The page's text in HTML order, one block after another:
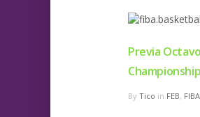
Previa
By Tico in FEB,